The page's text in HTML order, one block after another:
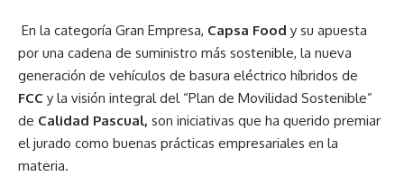
En la categoría Gran Empresa, Capsa Food y su apuesta
por una cadena de suministro más sostenible, la nueva
generación de vehículos de basura eléctrico híbridos de
FCC y la visión integral del “Plan de Movilidad Sostenible”
de Calidad Pascual, son iniciativas que ha querido premiar
el jurado como buenas prácticas empresariales en la
materia.